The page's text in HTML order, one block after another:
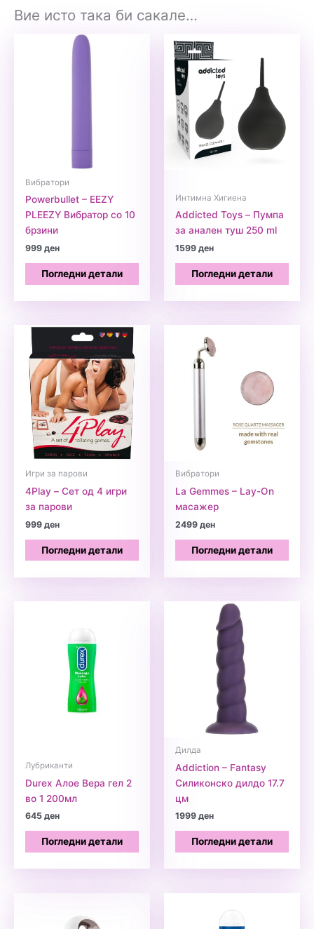
Вие исто така би сакале…
Вибратори
Powerbullet – EEZY
PLEEZY Вибратор со 10
брзини
999ден
Погледни детали
Интимна Хигиена
Addicted Toys – Пумпа
за анален туш 250 ml
1599ден
Погледни детали
Игри за парови
4Play – Сет од 4 игри
за парови
999ден
Погледни детали
Вибратори
La Gemmes – Lay-On
масажер
2499ден
Погледни детали
Лубриканти
Durex Алое Вера гел 2
во 1 200мл
645ден
Погледни детали
Дилда
Addiction – Fantasy
Силиконско дилдо 17.7
цм
1999ден
Погледни детали